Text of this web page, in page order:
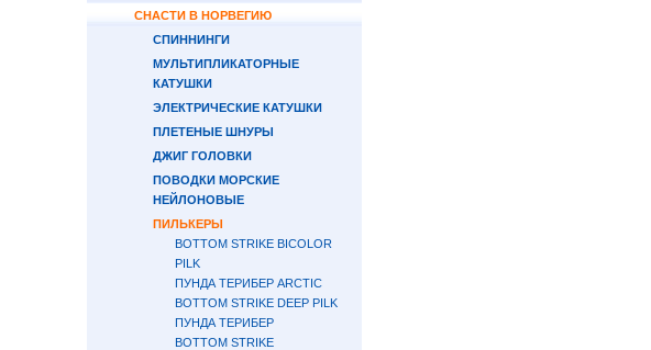
СНАСТИ В НОРВЕГИЮ
СПИННИНГИ
МУЛЬТИПЛИКАТОРНЫЕ
КАТУШКИ
ЭЛЕКТРИЧЕСКИЕ КАТУШКИ
ПЛЕТЕНЫЕ ШНУРЫ
ДЖИГ ГОЛОВКИ
ПОВОДКИ МОРСКИЕ
НЕЙЛОНОВЫЕ
ПИЛЬКЕРЫ
BOTTOM STRIKE BICOLOR
PILK
ПУНДА ТЕРИБЕР ARCTIC
BOTTOM STRIKE DEEP PILK
ПУНДА ТЕРИБЕР
BOTTOM STRIKE